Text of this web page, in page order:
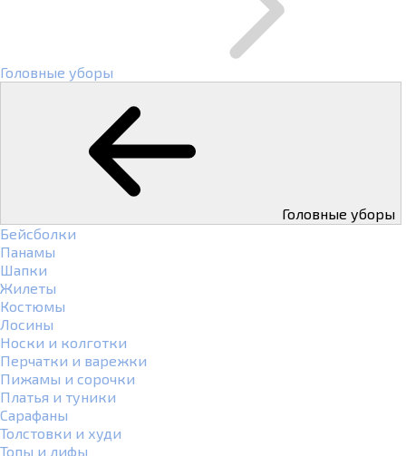
Головные уборы
Головные уборы
Бейсболки
Панамы
Шапки
Жилеты
Костюмы
Лосины
Носки и колготки
Перчатки и варежки
Пижамы и сорочки
Платья и туники
Сарафаны
Толстовки и худи
Топы и лифы